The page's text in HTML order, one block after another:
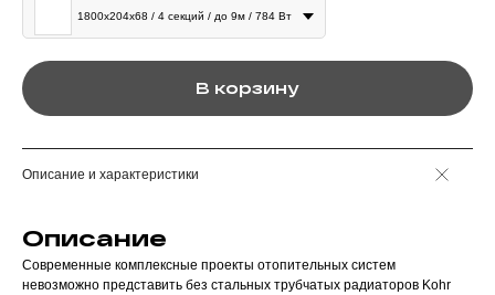
1800х204х68 / 4 секций / до 9м / 784 Вт
В корзину
Описание и характеристики
Описание
Современные комплексные проекты отопительных систем
невозможно представить без стальных трубчатых радиаторов Kohr